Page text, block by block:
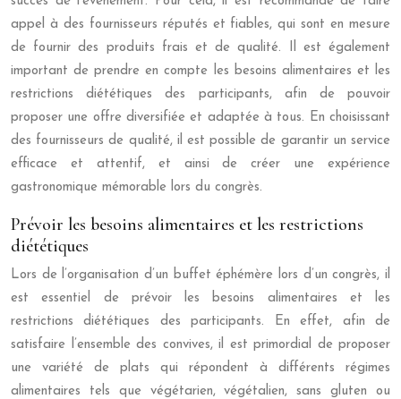
appel à des fournisseurs réputés et fiables, qui sont en mesure
de fournir des produits frais et de qualité. Il est également
important de prendre en compte les besoins alimentaires et les
restrictions diététiques des participants, afin de pouvoir
proposer une offre diversifiée et adaptée à tous. En choisissant
des fournisseurs de qualité, il est possible de garantir un service
efficace et attentif, et ainsi de créer une expérience
gastronomique mémorable lors du congrès.
Prévoir les besoins alimentaires et les restrictions
diététiques
Lors de l’organisation d’un buffet éphémère lors d’un congrès, il
est essentiel de prévoir les besoins alimentaires et les
restrictions diététiques des participants. En effet, afin de
satisfaire l’ensemble des convives, il est primordial de proposer
une variété de plats qui répondent à différents régimes
alimentaires tels que végétarien, végétalien, sans gluten ou